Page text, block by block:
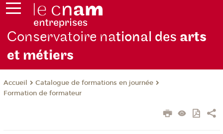
Conservatoire national des arts
et métiers
Accueil
Catalogue de formations en journée
Formation de formateur